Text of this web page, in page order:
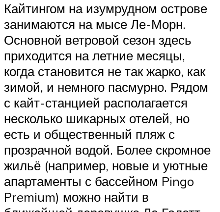
Кайтингом на изумрудном острове
занимаются на мысе Ле-Морн.
Основной ветровой сезон здесь
приходится на летние месяцы,
когда становится не так жарко, как
зимой, и немного пасмурно. Рядом
с кайт-станцией располагается
несколько шикарных отелей, но
есть и общественный пляж с
прозрачной водой. Более скромное
жильё (например, новые и уютные
апартаменты с бассейном Pingo
Premium) можно найти в